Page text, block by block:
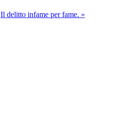
Il delitto infame per fame. »